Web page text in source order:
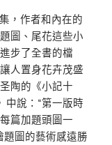
，作者和內在的
圖、尾花這些小
步了全書的檔
人置身花卉茂盛
陶的《小記十
中說：“第一版時
篇加題頭圖一
題圖的藝術感遠勝